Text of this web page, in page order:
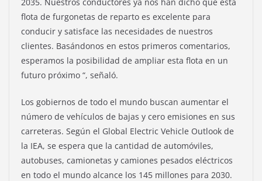
flota de furgonetas de reparto es excelente para
conducir y satisface las necesidades de nuestros
clientes. Basándonos en estos primeros comentarios,
esperamos la posibilidad de ampliar esta flota en un
futuro próximo “, señaló.
Los gobiernos de todo el mundo buscan aumentar el
número de vehículos de bajas y cero emisiones en sus
carreteras. Según el Global Electric Vehicle Outlook de
la IEA, se espera que la cantidad de automóviles,
autobuses, camionetas y camiones pesados ​​eléctricos
en todo el mundo alcance los 145 millones para 2030.